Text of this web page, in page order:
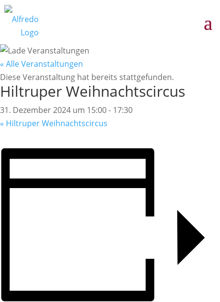
« Alle Veranstaltungen
Diese Veranstaltung hat bereits stattgefunden.
Hiltruper Weihnachtscircus
31. Dezember 2024 um 15:00- 17:30
« Hiltruper Weihnachtscircus